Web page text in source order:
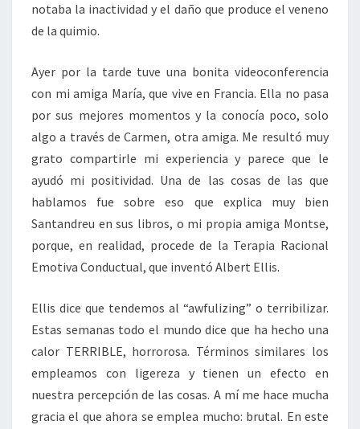
notaba la inactividad y el daño que produce el veneno
de la quimio.
Ayer por la tarde tuve una bonita videoconferencia
con mi amiga María, que vive en Francia. Ella no pasa
por sus mejores momentos y la conocía poco, solo
algo a través de Carmen, otra amiga. Me resultó muy
grato compartirle mi experiencia y parece que le
ayudó mi positividad. Una de las cosas de las que
hablamos fue sobre eso que explica muy bien
Santandreu en sus libros, o mi propia amiga Montse,
porque, en realidad, procede de la Terapia Racional
Emotiva Conductual, que inventó Albert Ellis.
Ellis dice que tendemos al “awfulizing” o terribilizar.
Estas semanas todo el mundo dice que ha hecho una
calor TERRIBLE, horrorosa. Términos similares los
empleamos con ligereza y tienen un efecto en
nuestra percepción de las cosas. A mí me hace mucha
gracia el que ahora se emplea mucho: brutal. En este